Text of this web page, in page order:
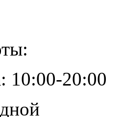
10:00-20:00